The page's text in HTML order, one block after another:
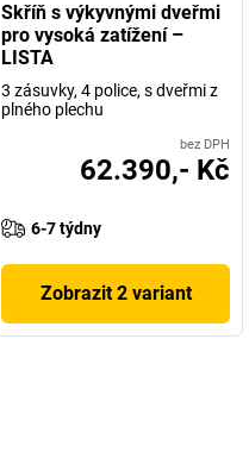
Skříň s výkyvnými dveřmi
pro vysoká zatížení –
LISTA
3 zásuvky, 4 police, s dveřmi z
plného plechu
bez DPH
62.390,- Kč
6-7 týdny
Zobrazit 2 variant